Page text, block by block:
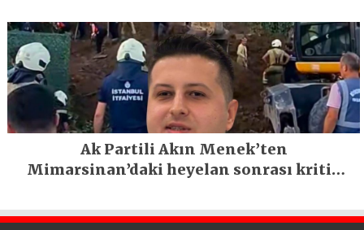
Ak Partili Akın Menek’ten
Mimarsinan’daki heyelan sonrası kritik